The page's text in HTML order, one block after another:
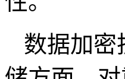
数据加密